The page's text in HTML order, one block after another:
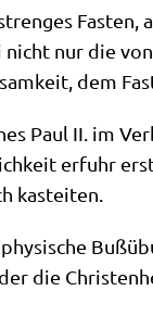
nur die
dem
Paul II. im
erfuhr
kasteiten.
die